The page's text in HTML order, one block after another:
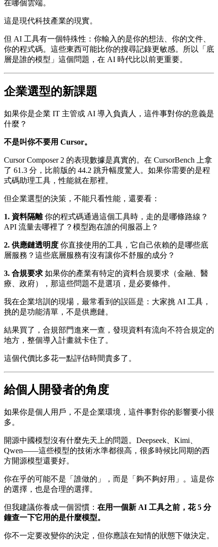
在哪個雲端。
這是現代科技產業的現實。
但 AI 工具有一個特殊性：你輸入的是你的想法、你的文件、
你的程式碼。這些東西可能比你的搜尋記錄更敏感。所以「底
層是誰的模型」這個問題，在 AI 時代比以前更重要。
企業選型的新課題
如果你是企業 IT 主管或 AI 導入負責人，這件事對你的意義是
什麼？
不是叫你不要用 Cursor。
Cursor Composer 2 的表現數據是真實的。在 CursorBench 上拿
了 61.3 分，比前版的 44.2 跳升幅度驚人。如果你需要的是程
式碼助理工具，性能就在那裡。
但企業選型的決策，不能只看性能，還要看：
1. 資料隔離你的程式碼通過這個工具時，走的是哪條路線？
API 流量去哪裡了？模型跑在誰的伺服器上？
2. 供應鏈透明度 你直接使用的工具，它自己依賴的是哪些底
層服務？這些底層服務有沒有讓你不舒服的成分？
3. 合規要求 如果你的產業有特定的資料合規要求（金融、醫
療、政府），那這些問題不是選項，是必要條件。
我在企業培訓的現場，最常看到的誤區是：大家挑 AI 工具，
挑的是功能清單，不是供應鏈。
結果買了，合規部門進來一查，發現資料有流向不符合規定的
地方，整個導入計畫就卡住了。
這個代價比多花一點評估時間貴多了。
給個人開發者的角度
如果你是個人用戶，不是企業環境，這件事對你的影響要小很
多。
開源中國模型沒有什麼先天上的問題。Deepseek、Kimi、
Qwen——這些模型的技術水準都很高，很多時候比同期的西
方開源模型還要好。
你在乎的可能不是「誰做的」，而是「夠不夠好用」。這是你
的選擇，也是合理的選擇。
但我建議你養成一個習慣： 在用一個新 AI 工具之前，花 5 分
鐘查一下它用的是什麼模型。
你不一定要改變你的決定，但你應該在知情的狀態下做決定。